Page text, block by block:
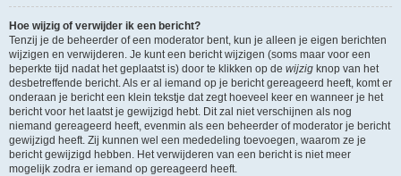
Hoe wijzig of verwijder ik een bericht?
Tenzij je de beheerder of een moderator bent, kun je alleen je eigen berichten
wijzigen en verwijderen. Je kunt een bericht wijzigen (soms maar voor een
beperkte tijd nadat het geplaatst is) door te klikken op de wijzig knop van het
desbetreffende bericht. Als er al iemand op je bericht gereageerd heeft, komt er
onderaan je bericht een klein tekstje dat zegt hoeveel keer en wanneer je het
bericht voor het laatst je gewijzigd hebt. Dit zal niet verschijnen als nog
niemand gereageerd heeft, evenmin als een beheerder of moderator je bericht
gewijzigd heeft. Zij kunnen wel een mededeling toevoegen, waarom ze je
bericht gewijzigd hebben. Het verwijderen van een bericht is niet meer
mogelijk zodra er iemand op gereageerd heeft.